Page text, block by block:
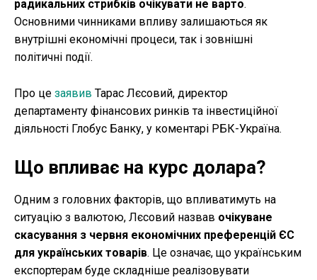
радикальних стрибків очікувати не варто.
Основними чинниками впливу залишаються як
внутрішні економічні процеси, так і зовнішні
політичні події.
Про це заявив Тарас Лєсовий, директор
департаменту фінансових ринків та інвестиційної
діяльності Глобус Банку, у коментарі РБК-Україна.
Що впливає на курс долара?
Одним з головних факторів, що впливатимуть на
ситуацію з валютою, Лєсовий назвав очікуване
скасування з червня економічних преференцій ЄС
для українських товарів. Це означає, що українським
експортерам буде складніше реалізовувати